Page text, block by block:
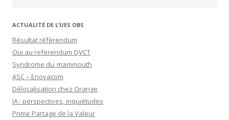
ACTUALITÉ DE L’UES OBS
Résultat référendum
Oui au referendum QVCT
Syndrome du mammouth
ASC – Enovacom
Délocalisation chez Orange
IA : perspectives, inquiétudes
Prime Partage de la Valeur